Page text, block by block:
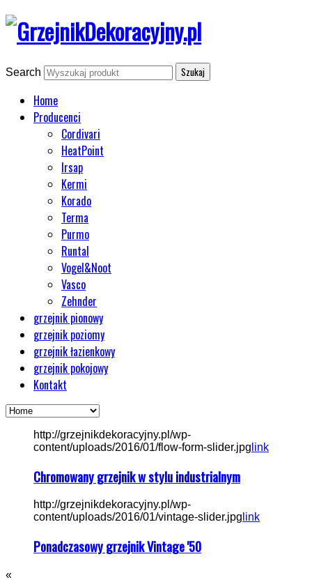
Search
Home
Producenci
Cordivari
HeatPoint
Irsap
Kermi
Korado
Terma
Purmo
Runtal
Vogel&Noot
Vasco
Zehnder
grzejnik pionowy
grzejnik poziomy
grzejnik łazienkowy
grzejnik pokojowy
Kontakt
http://grzejnikdekoracyjny.pl/wp-
content/uploads/2016/01/flow-form-slider.jpg link
Chromowany grzejnik w stylu industrialnym
http://grzejnikdekoracyjny.pl/wp-
content/uploads/2016/01/vintage-slider.jpg link
Ponadczasowy grzejnik Vintage '50
«